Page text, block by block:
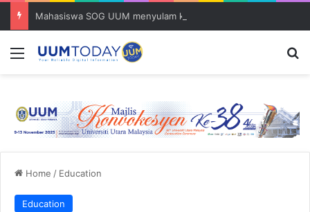
Menu
Home / Education
Education